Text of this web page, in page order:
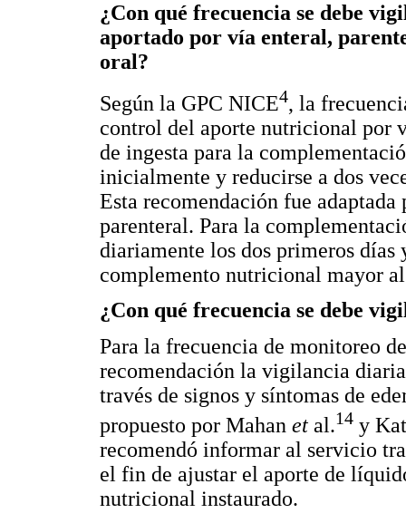
¿Con qué frecuencia se debe
aportado por vía enteral,
oral?
Según la GPC NICE4, la
control del aporte nutricional por
de ingesta para la
inicialmente y reducirse a dos
Esta recomendación fue
parenteral. Para la
diariamente los dos primeros
complemento nutricional mayor
¿Con qué frecuencia se debe
Para la frecuencia de monitoreo
recomendación la vigilancia
través de signos y síntomas de
propuesto por Mahan et al.14 y
recomendó informar al servicio
el fin de ajustar el aporte de
nutricional instaurado.